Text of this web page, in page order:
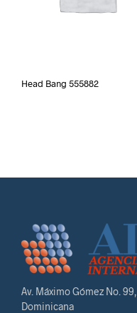
Head Bang 555882
Av. Máximo Gómez No.
Dominicana